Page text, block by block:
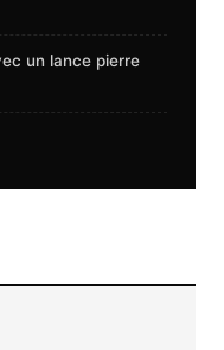
un lance pierre